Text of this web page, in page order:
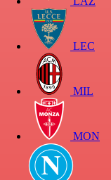
LEC
MIL
MON